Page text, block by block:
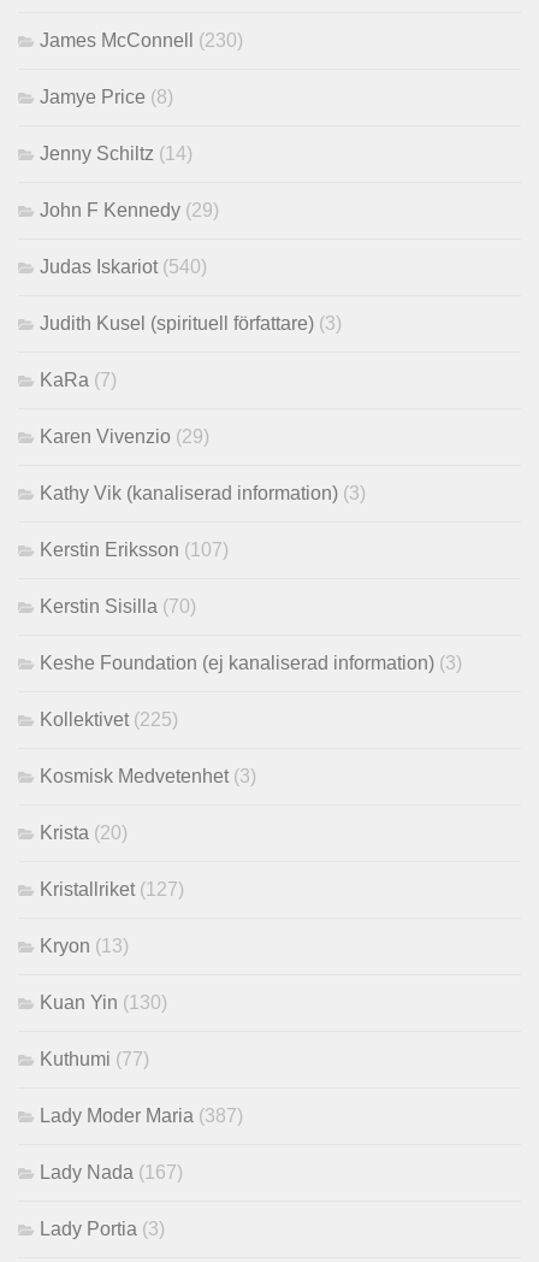
James McConnell (230)
Jamye Price (8)
Jenny Schiltz (14)
John F Kennedy (29)
Judas Iskariot (540)
Judith Kusel (spirituell författare) (3)
KaRa (7)
Karen Vivenzio (29)
Kathy Vik (kanaliserad information) (3)
Kerstin Eriksson (107)
Kerstin Sisilla (70)
Keshe Foundation (ej kanaliserad information) (3)
Kollektivet (225)
Kosmisk Medvetenhet (3)
Krista (20)
Kristallriket (127)
Kryon (13)
Kuan Yin (130)
Kuthumi (77)
Lady Moder Maria (387)
Lady Nada (167)
Lady Portia (3)